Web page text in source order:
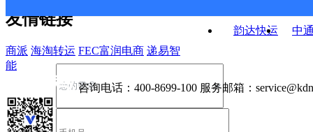
韵达快运
中
友情链接
商派 海淘转运 FEC富润电商 递易智
能
咨询电话： 400-8699-100 服务邮箱：